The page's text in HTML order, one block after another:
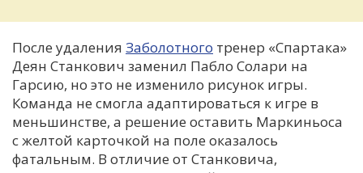
После удаления Заболотного тренер «Спартака»
Деян Станкович заменил Пабло Солари на
Гарсию, но это не изменило рисунок игры.
Команда не смогла адаптироваться к игре в
меньшинстве, а решение оставить Маркиньоса
с желтой карточкой на поле оказалось
фатальным. В отличие от Станковича,